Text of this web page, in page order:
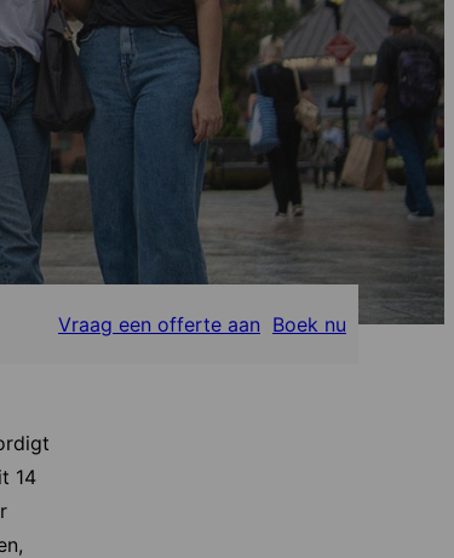
Vraag een offerte aan Boek nu
14